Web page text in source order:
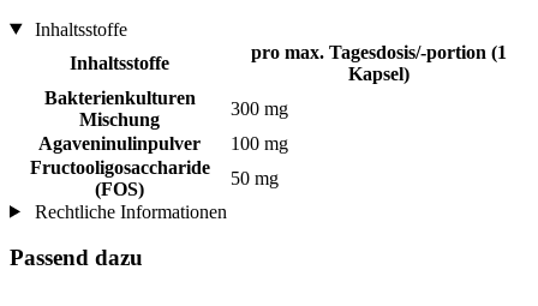
Inhaltsstoffe
Inhaltsstoffe
pro max. Tagesdosis/-portion (1
Kapsel)
Bakterienkulturen
Mischung
300 mg
Agaveninulinpulver
100 mg
Fructooligosaccharide
(FOS)
50 mg
Rechtliche Informationen
Passend dazu